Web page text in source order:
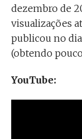
dezembro de
visualizações
publicou no
(obtendo
YouTube: